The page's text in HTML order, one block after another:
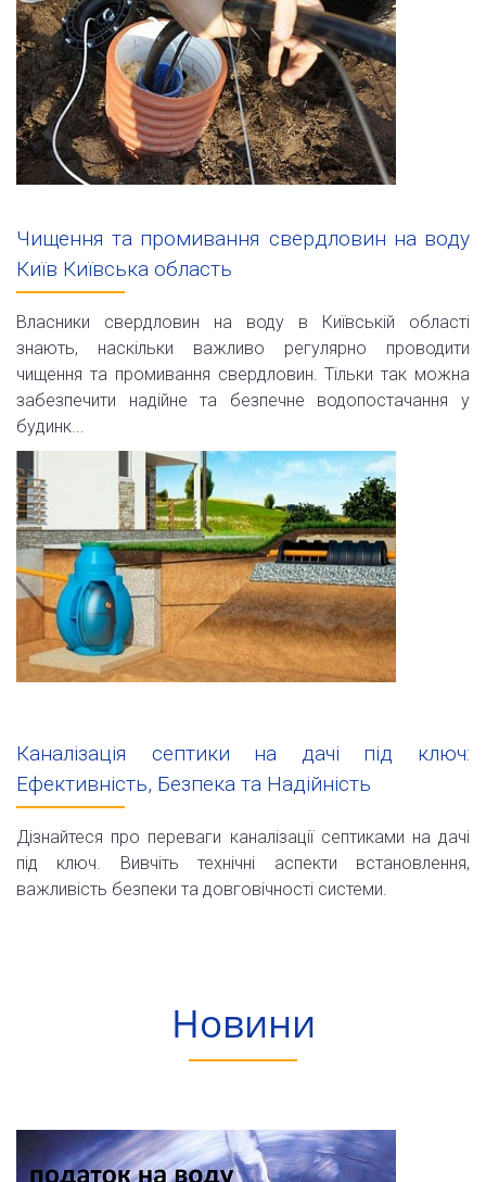
Чищення та промивання свердловин на воду
Київ Київська область
Власники свердловин на воду в Київській області
знають, наскільки важливо регулярно проводити
чищення та промивання свердловин. Тільки так можна
забезпечити надійне та безпечне водопостачання у
будинк...
Каналізація септики на дачі під ключ:
Ефективність, Безпека та Надійність
Дізнайтеся про переваги каналізації септиками на дачі
під ключ. Вивчіть технічні аспекти встановлення,
важливість безпеки та довговічності системи.
Новини